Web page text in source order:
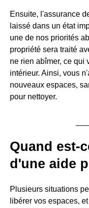
Ensuite, l'assurance
laissé dans un état
une de nos priorités
propriété sera traité
ne rien abîmer, ce qui
intérieur. Ainsi, vous
nouveaux espaces,
pour nettoyer.
Quand est-
d'une aide
Plusieurs situations
libérer vos espaces,